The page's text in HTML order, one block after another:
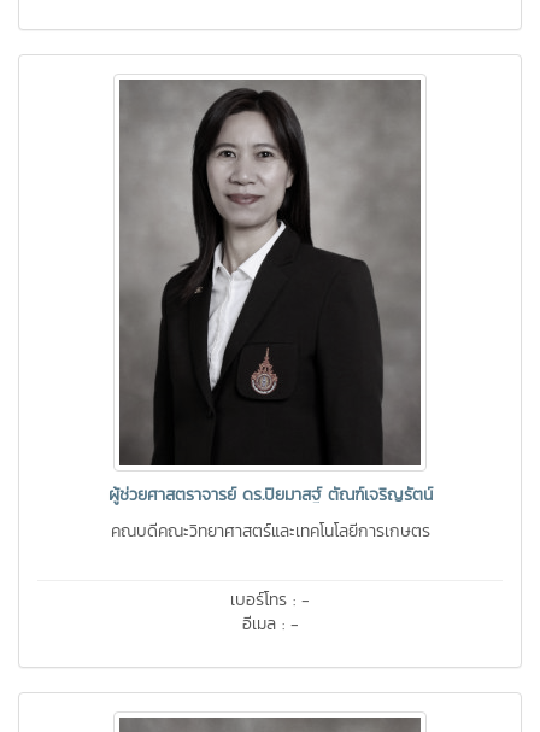
ผู้ช่วยศาสตราจารย์ ดร.ปิยมาสฐ์ ตัณฑ์เจริญรัตน์
คณบดีคณะวิทยาศาสตร์และเทคโนโลยีการเกษตร
เบอร์โทร : -
อีเมล : -